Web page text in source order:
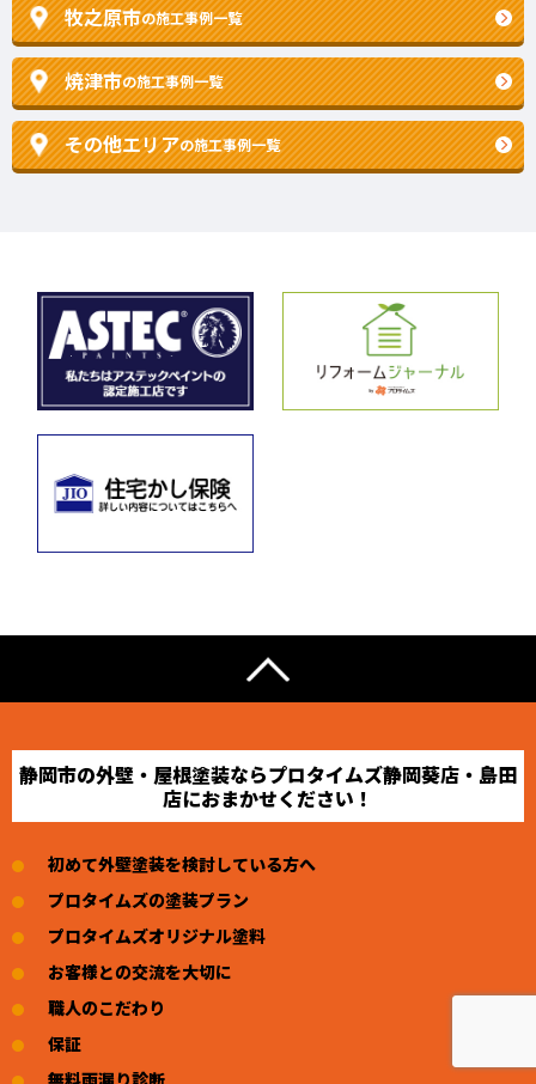
牧之原市の施工事例一覧
焼津市の施工事例一覧
その他エリアの施工事例一覧
静岡市の外壁・屋根塗装ならプロタイムズ静岡葵店・島田
店におまかせください！
初めて外壁塗装を検討している方へ
プロタイムズの塗装プラン
プロタイムズオリジナル塗料
お客様との交流を大切に
職人のこだわり
保証